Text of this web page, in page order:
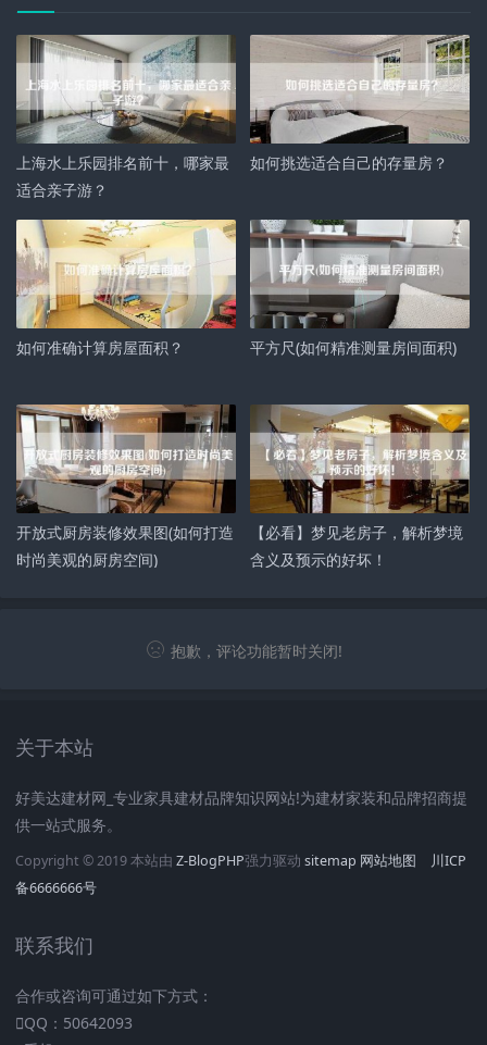
上海水上乐园排名前十，哪家最
适合亲子游？
如何挑选适合自己的存量房？
如何准确计算房屋面积？ 平方尺(如何精准测量房间面积)
开放式厨房装修效果图(如何打造
时尚美观的厨房空间)
【必看】梦见老房子，解析梦境
含义及预示的好坏！
抱歉，评论功能暂时关闭!
关于本站
好美达建材网_专业家具建材品牌知识网站!为建材家装和品牌招商提
供一站式服务。
Copyright © 2019 本站由 Z-BlogPHP强力驱动 sitemap 网站地图
川ICP
备6666666号
联系我们
合作或咨询可通过如下方式：
QQ：50642093